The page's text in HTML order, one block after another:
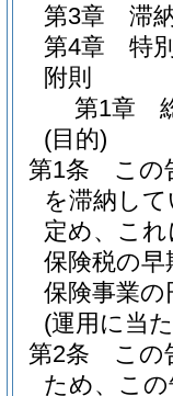
第3章
滞
第4章
特
附則
第1章
(目的)
第1条
この
を滞納し
定め、こ
保険税の
保険事業
(運用に当
第2条
この
ため、こ